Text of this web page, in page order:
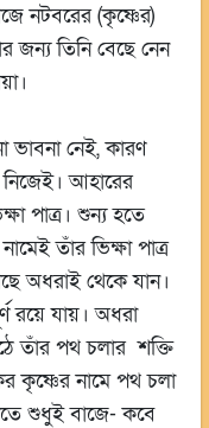
নটবরের (কৃষ্ণের)
জন্য তিনি বেছে নেন
নেই, কারণ
নিজেই। আহারের
পাত্র। শুন্য হতে
তাঁর ভিক্ষা পাত্র
অধরাই থেকে যান।
রয়ে যায়। অধরা
তাঁর পথ চলার শক্তি
কৃষ্ণের নামে পথ চলা
শুধুই বাজে- কবে